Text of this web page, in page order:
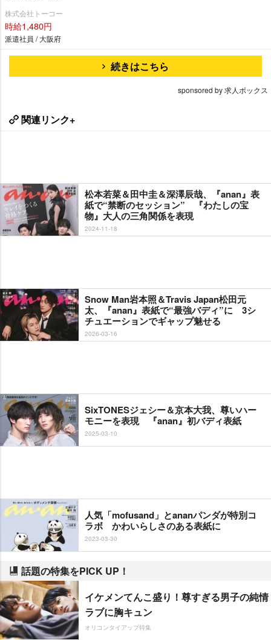
株式会社トーコー
時給1,480円
派遣社員 / 大阪府
続きはこちら
sponsored by 求人ボックス
関連リンク+
松本若菜＆田中圭＆深澤辰哉、『anan』表
紙で“禁断のセッション” 『わたしの宝
物』大人の三角関係を表現
2024-11-18
Snow Man岩本照＆Travis Japan松田元
太、『anan』表紙で“最強バディ”に 3シ
チュエーションでギャップ魅せる
2026-03-16
SixTONESジェシー＆京本大我、尊いハー
モニーを表現 『anan』初バディ表紙
2025-03-10
人気「mofusand」とananパンダが特別コ
ラボ かわいらしさのある表紙に
2023-03-30
話題の特集をPICK UP！
イケメンてんこ盛り！尊すぎる男子の純情
ラブに胸キュン
オリコンタイアップ特集